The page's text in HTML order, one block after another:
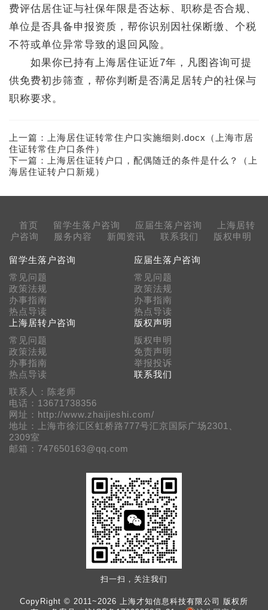
费评估居住证与社保年限是否达标、职称是否合规、
单位是否具备申报资质，帮你识别因社保断缴、个税
不符或单位异常导致的退回风险。
如果你已持有上海居住证近7年，凡图咨询可提
供免费初步筛查，帮你判断是否满足居转户的社保与
职称要求。
上一篇：
上海居住证转常住户口实施细则.docx（上海市居
住证转常住户口条件）
下一篇：
上海居住证转户口，配偶随迁的条件是什么？（上
海居住证转户口新规）
首页 留学生落户咨询 应届生落户咨询
上海居转
户咨询
服务内容 新闻资讯 联系我们 版权申明
留学生落户咨询
常见问题
政策法规
办事指南
热点导读
应届生落户咨询
常见问题
政策法规
办事指南
热点导读
上海居转户咨询
常见问题
政策法规
办事指南
热点导读
版权声明
版权申明
免责声明
举报投诉
联系我们
联系人：陈老师
电话：13671738356
网址：http://www.zhaijieshi.com/
地址：上海市徐汇区虹桥路777号汇京国际广场2301、
2309室
邮箱：747650163@qq.com
扫一扫，关注我们
CopyRight © 2011~2026 上海才知信息科技有限公司 版权所